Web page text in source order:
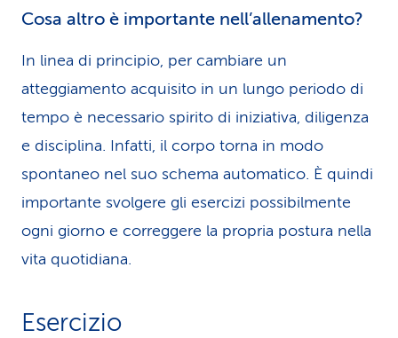
Cosa altro è importante nell’allenamento?
In linea di principio, per cambiare un
atteggiamento acquisito in un lungo periodo di
tempo è necessario spirito di iniziativa, diligenza
e disciplina. Infatti, il corpo torna in modo
spontaneo nel suo schema automatico. È quindi
importante svolgere gli esercizi possibilmente
ogni giorno e correggere la propria postura nella
vita quotidiana.
Esercizio